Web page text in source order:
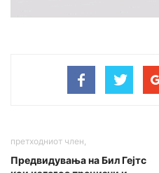
претходниот член,
Предвидувања на Бил Гејтс